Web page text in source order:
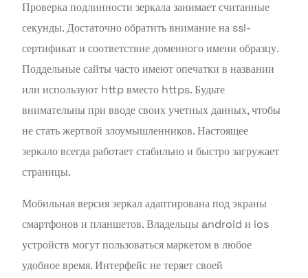
Проверка подлинности зеркала занимает считанные
секунды. Достаточно обратить внимание на ssl-
сертификат и соответствие доменного имени образцу.
Поддельные сайты часто имеют опечатки в названии
или используют http вместо https. Будьте
внимательны при вводе своих учетных данных, чтобы
не стать жертвой злоумышленников. Настоящее
зеркало всегда работает стабильно и быстро загружает
страницы.
Мобильная версия зеркал адаптирована под экраны
смартфонов и планшетов. Владельцы android и ios
устройств могут пользоваться маркетом в любое
удобное время. Интерфейс не теряет своей